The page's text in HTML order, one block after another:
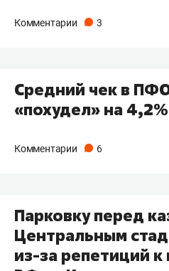
Комментарии 3
Средний чек в
«похудел» на 4,2%
Комментарии 6
Парковку перед
Центральным
из-за репетиций